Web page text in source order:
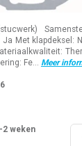
Met klapdeksel:
Fe... Meer
2 weken